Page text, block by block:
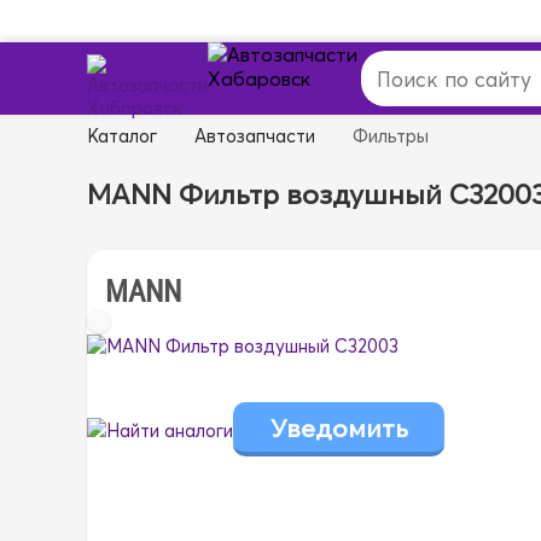
Каталог Автозапчасти Фильтры
MANN Фильтр воздушный
MANN
Найти аналоги